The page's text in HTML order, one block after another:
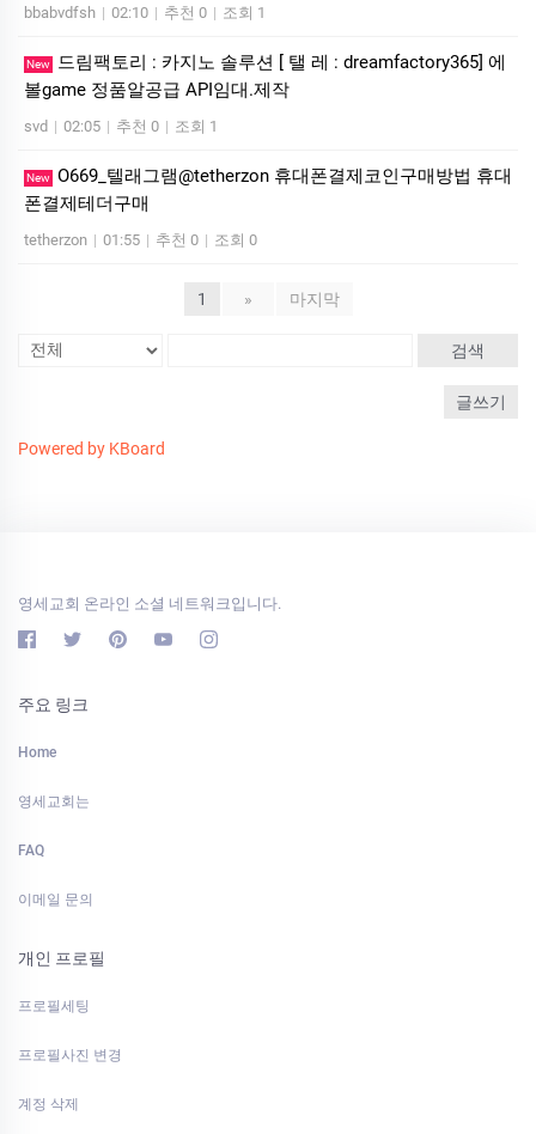
bbabvdfsh | 02:10 | 추천 0 | 조회 1
New
드림팩토리 : 카­지노 솔­루션 [ 탤 레 : dreamfactory365] 에
볼game 정품알공급 API임대.제작
svd | 02:05 | 추천 0 | 조회 1
New O669_텔래그램@tetherzon 휴대폰결제코인구매방법 휴대
폰결제테더구매
tetherzon | 01:55 | 추천 0 | 조회 0
1 » 마지막
검색
글쓰기
Powered by KBoard
영세교회 온라인 소셜 네트워크입니다.
주요 링크
Home
영세교회는
FAQ
이메일 문의
개인 프로필
프로필세팅
프로필사진 변경
계정 삭제